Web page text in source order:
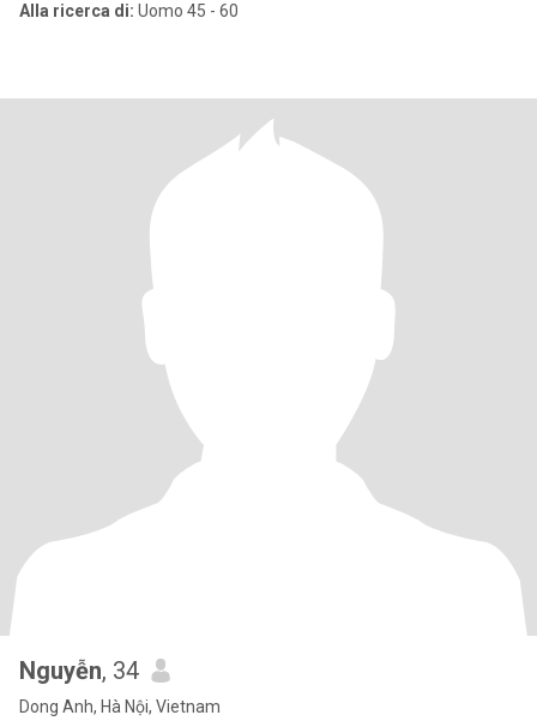
Alla ricerca di: Uomo 45 - 60
Nguyễn, 34
Dong Anh, Hà Nội, Vietnam